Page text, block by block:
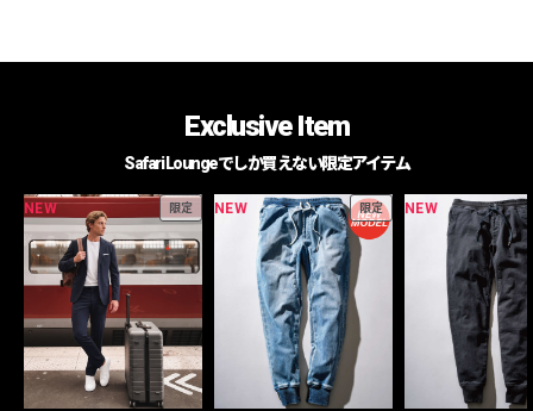
Exclusive Item
Safari Loungeでしか買えない限定アイテム
NEW 限定 NEW 限定 NEW